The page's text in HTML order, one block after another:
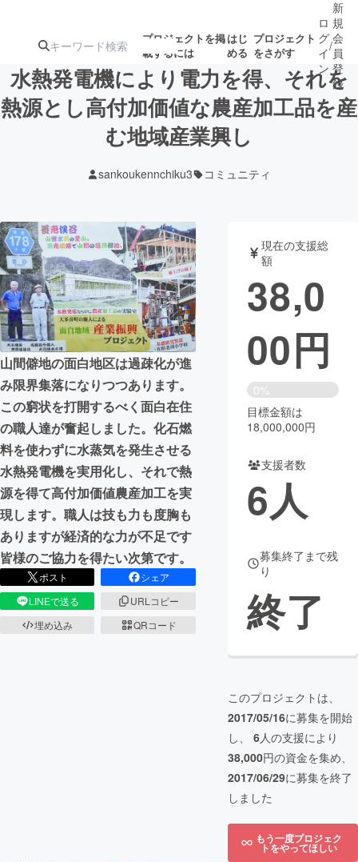
プロジェクトを掲
載するには
はじ
める
プロジェクト
をさがす
注目のリ 注目の新着プロ募集終了が近いプ
テクノロジー・ガジェット
映像・映画 書籍・雑誌
ビジネス・起業 チャレンジ
まちづくり・地域活性化
CAMPFIRE for Social Good
CAMPFIRE Creation
CAMPFIREふるさと納税machi-ya コミュニティ
ロ
グ
イ
ン
/
新
規
会
員
登
録
水熱発電機により電力を得、それを
熱源とし高付加価値な農産加工品を産
む地域産業興し
sankoukennchiku3 コミュニティ
山間僻地の面白地区は過疎化が進
み限界集落になりつつあります。
この窮状を打開するべく面白在住
の職人達が奮起しました。化石燃
料を使わずに水蒸気を発生させる
水熱発電機を実用化し、それで熱
源を得て高付加価値農産加工を実
現します。職人は技も力も度胸も
ありますが経済的な力が不足です
皆様のご協力を得たい次第です。
ポスト
シェア
LINEで送る
URLコピー
埋め込み
QRコード
現在の支援総
額
38,0
00円
0%
目標金額は
18,000,000円
支援者数
6人
募集終了まで残
り
終了
このプロジェクトは、
2017/05/16に募集を開始
し、 6人の支援により
38,000円の資金を集め、
2017/06/29に募集を終了
しました
もう一度プロジェク
トをやってほしい